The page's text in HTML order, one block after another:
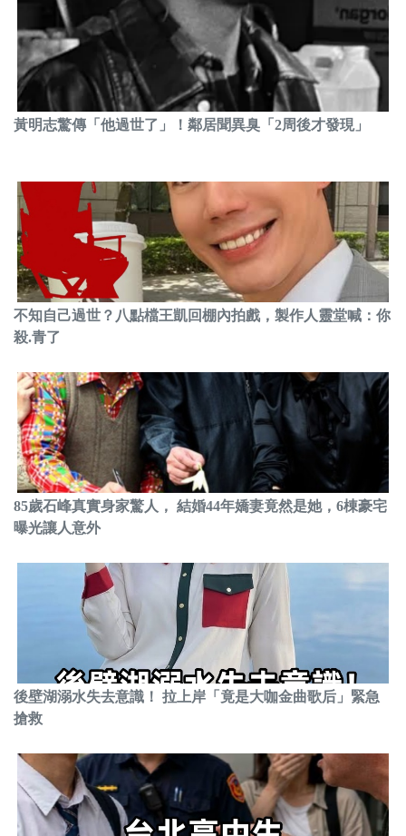
黃明志驚傳「他過世了」！鄰居聞異臭「2周後才發現」
不知自己過世？八點檔王凱回棚內拍戲，製作人靈堂喊：你
殺.青了
85歲石峰真實身家驚人， 結婚44年嬌妻竟然是她，6棟豪宅
曝光讓人意外
後壁湖溺水失去意識！ 拉上岸「竟是大咖金曲歌后」緊急
搶救